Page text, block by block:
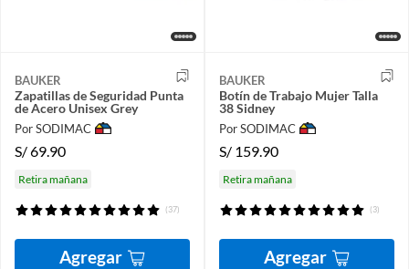
BAUKER
Zapatillas de Seguridad Punta
de Acero Unisex Grey
Por SODIMAC
S/69.90
Retira mañana
(37)
Agregar
BAUKER
Botín de Trabajo Mujer Talla
38 Sidney
Por SODIMAC
S/ 159.90
Retira mañana
(3)
Agregar